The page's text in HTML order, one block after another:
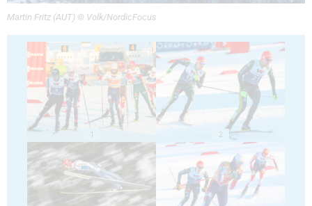
Martin Fritz (AUT) © Volk/NordicFocus
1 2